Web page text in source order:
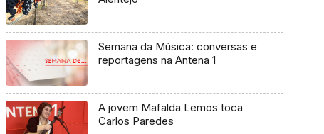
Semana da Música: conversas e
reportagens na Antena 1
A jovem Mafalda Lemos toca
Carlos Paredes